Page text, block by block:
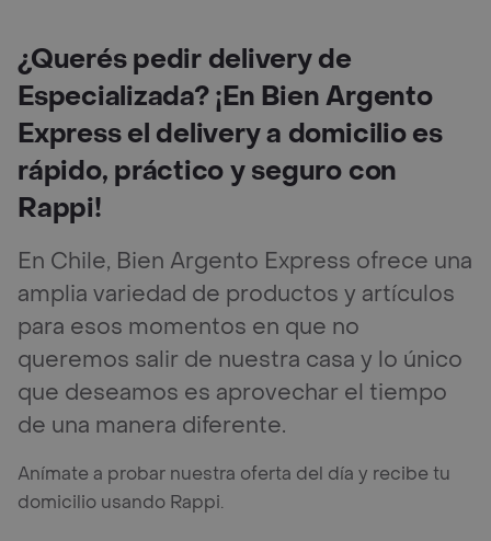
¿Querés pedir delivery de
Especializada? ¡En Bien Argento
Express el delivery a domicilio es
rápido, práctico y seguro con
Rappi!
En Chile, Bien Argento Express ofrece una
amplia variedad de productos y artículos
para esos momentos en que no
queremos salir de nuestra casa y lo único
que deseamos es aprovechar el tiempo
de una manera diferente.
Anímate a probar nuestra oferta del día y recibe tu
domicilio usando Rappi.